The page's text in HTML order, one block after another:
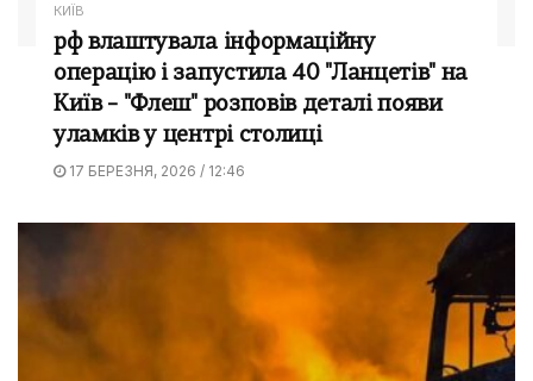
КИЇВ
рф влаштувала інформаційну
операцію і запустила 40 "Ланцетів" на
Київ – "Флеш" розповів деталі появи
уламків у центрі столиці
17 БЕРЕЗНЯ, 2026 / 12:46